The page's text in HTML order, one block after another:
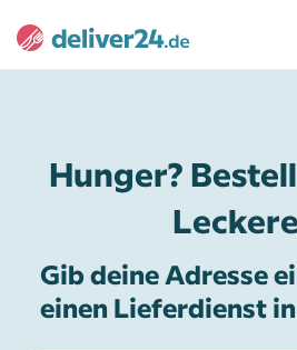
Hunger?
Gib deine Adresse
einen Lieferdienst